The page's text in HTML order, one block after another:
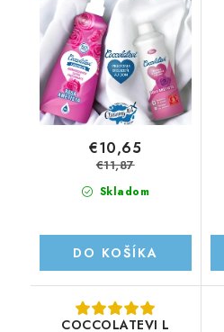
Skladom
€10,65
€11,87
DO KOŠÍKA
COCCOLATEVI L